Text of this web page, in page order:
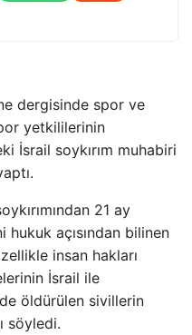
dergisinde spor ve
yetkililerinin
İsrail soykırım muhabiri
21 ay
hukuk açısından bilinen
insan hakları
İsrail ile
öldürülen sivillerin
söyledi.